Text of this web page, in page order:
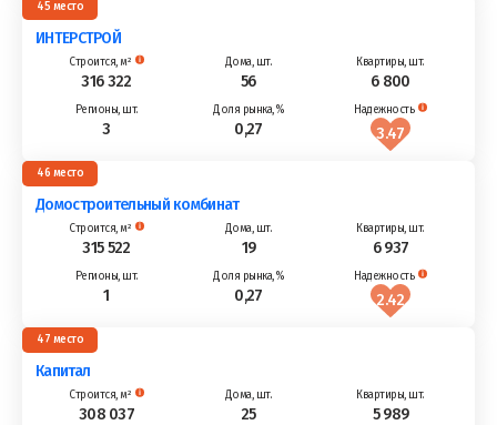
45
ИНТЕРСТРОЙ
316 322 56 6 800
3 0,27 3.47
46
Домостроительный комбинат
315 522 19 6 937
1 0,27 2.42
47
Капитал
308 037 25 5 989